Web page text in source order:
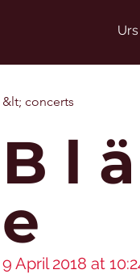
&lt; concerts
B l
e
9 April 2018 at